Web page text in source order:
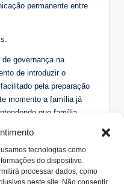
tecnologias como
do dispositivo.
processar dados, como
neste site. Não consentir
permanente entre
governança na
de introduzir o
pela preparação
momento a família já
que família,
que esclarecem e
sucessório passa